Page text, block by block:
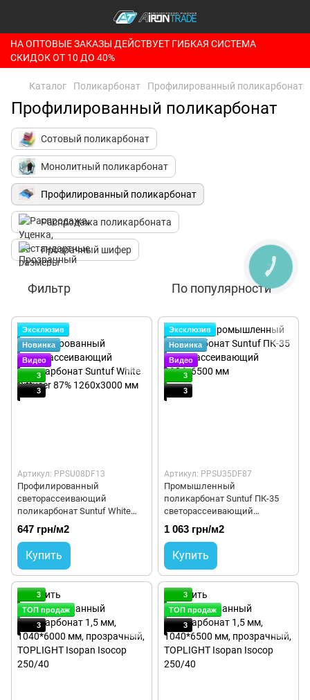
НА ОПТОВЫЕ ЗАКАЗЫ ДЕЙСТВУЕТ ГИБКАЯ СИСТЕМА
СКИДОК ОТ 10 ДО 40%
Каталог Поликарбонат Профилированный поликарбонат
Профилированный поликарбонат
Сотовый поликарбонат
Монолитный поликарбонат
Профилированный поликарбонат
Распродажа поликарбоната
Прозрачный шифер
Фильтр По популярности
Эксклюзив
Новинка
Видео
3
3
Артикул: PPSU08DF13
Профилированный
светорассеивающий
поликарбонат Suntuf White
Diffuser 87% 1260x3000 мм
647 грн/м2
Купить
Эксклюзив
Новинка
Видео
3
3
Артикул: PPSU35DF87
Промышленный
поликарбонат Suntuf ПК-35
светорассеивающий
1104x6500 мм
1 063 грн/м2
Купить
3
ТОП продаж
3
3
ТОП продаж
3
КНОПКА
ЗВ'ЯЗКУ